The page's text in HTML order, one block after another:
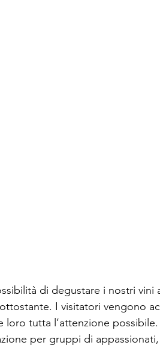
di degustare i nostri vini
I visitatori vengono
tutta l’attenzione
per gruppi di